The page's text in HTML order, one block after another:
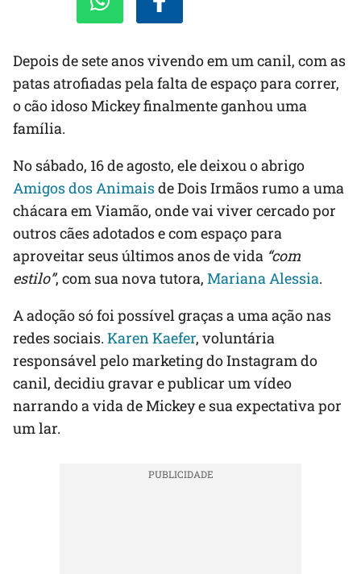
Depois de sete anos vivendo em um canil, com as
patas atrofiadas pela falta de espaço para correr,
o cão idoso Mickey finalmente ganhou uma
família.
No sábado, 16 de agosto, ele deixou o abrigo
Amigos dos Animaisde Dois Irmãos rumo a uma
chácara em Viamão, onde vai viver cercado por
outros cães adotados e com espaço para
aproveitar seus últimos anos de vida “com
estilo”, com sua nova tutora, Mariana Alessia.
A adoção só foi possível graças a uma ação nas
redes sociais. Karen Kaefer, voluntária
responsável pelo marketing do Instagram do
canil, decidiu gravar e publicar um vídeo
narrando a vida de Mickey e sua expectativa por
um lar.